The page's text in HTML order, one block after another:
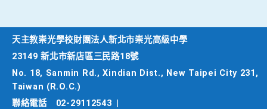
天主教崇光學校財團法人新北市崇光高級中學
23149 新北市新店區三民路18號
No. 18, Sanmin Rd., Xindian Dist., New Taipei City 231,
Taiwan (R.O.C.)
聯絡電話
02-29112543